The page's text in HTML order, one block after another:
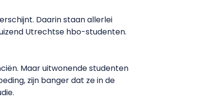
Daarin staan allerlei
Utrechtse hbo-studenten.
Maar uitwonende studenten
zijn banger dat ze in de